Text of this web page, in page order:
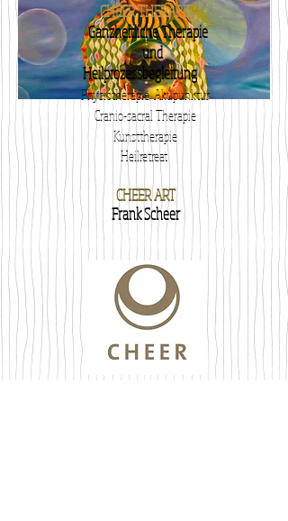
CHEER THERAPIE
Ganzheitliche Therapie
und
Heilprozessbegleitung
Physiotherapie, Akupunktur
Cranio-sacral Therapie
Kunsttherapie
Heilretreat
CHEER ART
Frank Scheer